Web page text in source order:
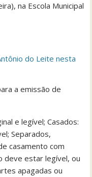
na Escola Municipal
do Leite nesta
a emissão de
e legível; Casados:
Separados,
casamento com
deve estar legível, ou
apagadas ou